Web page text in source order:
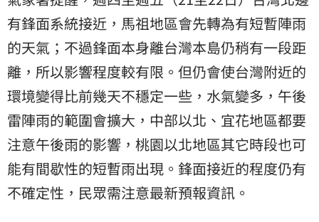
有鋒面系統接近，馬祖地區會先轉為有短暫陣雨
的天氣；不過鋒面本身離台灣本島仍稍有一段距
離，所以影響程度較有限。但仍會使台灣附近的
環境變得比前幾天不穩定一些，水氣變多，午後
雷陣雨的範圍會擴大，中部以北、宜花地區都要
注意午後雨的影響，桃園以北地區其它時段也可
能有間歇性的短暫雨出現。鋒面接近的程度仍有
不確定性，民眾需注意最新預報資訊。